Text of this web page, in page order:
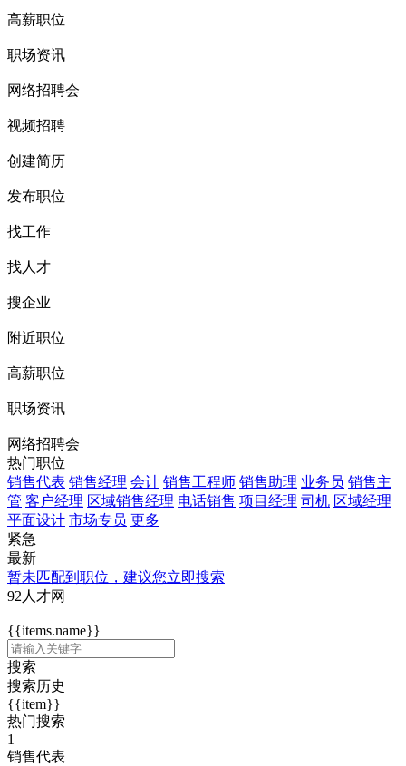
高薪职位
职场资讯
网络招聘会
视频招聘
创建简历
发布职位
找工作
找人才
搜企业
附近职位
高薪职位
职场资讯
网络招聘会
热门职位
销售代表 销售经理 会计 销售工程师 销售助理 业务员 销售主
管 客户经理 区域销售经理 电话销售 项目经理 司机 区域经理
平面设计 市场专员 更多
紧急
最新
暂未匹配到职位，建议您立即搜索
92人才网
{{items.name}}
搜索
搜索历史
{{item}}
热门搜索
1
销售代表